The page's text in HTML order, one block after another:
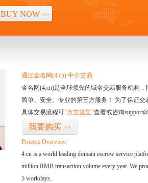
BUY NOW >>
通过金名网(4.cn) 中介交易
金名网(4.cn)是全球领先的域名交易服务机构
简单、安全、专业的第三方服务！ 为了保证
具体交易流程可“点击这里”查看或咨询
我要购买 >>
Process Overview:
4.cn is a world leading domain escrow service
million RMB transaction volume every year. We
5 workdays.